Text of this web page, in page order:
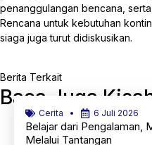
penanggulangan bencana,
Rencana untuk kebutuhan
siaga juga turut didiskusikan.
Berita Terkait
Baca Juga
Cerita 6 Juli 2026
Belajar dari Pengalaman,
Melalui Tantangan